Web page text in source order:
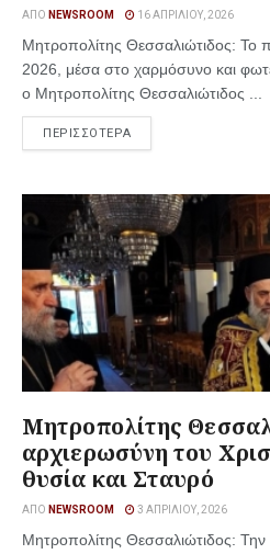
ΑΠΌ NEWSROOM 16 ΑΠΡΙΛΊΟΥ, 2026
Μητροπολίτης Θεσσαλιώτιδος: Το
2026, μέσα στο χαρμόσυνο και
ο Μητροπολίτης Θεσσαλιώτιδος ...
ΠΕΡΙΣΣΟΤΕΡΑ
Μητροπολίτης
αρχιερωσύνη του
θυσία και Σταυρό
ΑΠΌ NEWSROOM 3 ΑΠΡΙΛΊΟΥ, 2026
Μητροπολίτης Θεσσαλιώτιδος: